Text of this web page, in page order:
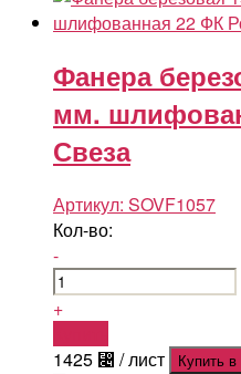
Фанера
мм.
Свеза
Артикул: SOVF1057
Кол-во:
-
+
1425 ⃄ / лист Купить